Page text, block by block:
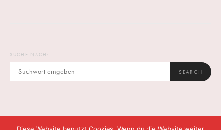
SUCHE NACH:
SEARCH